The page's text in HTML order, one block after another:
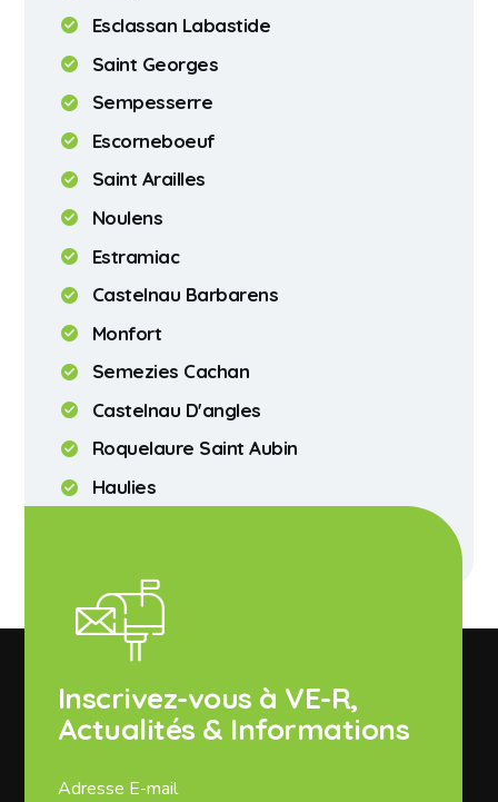
Esclassan Labastide
Saint Georges
Sempesserre
Escorneboeuf
Saint Arailles
Noulens
Estramiac
Castelnau Barbarens
Monfort
Semezies Cachan
Castelnau D'angles
Roquelaure Saint Aubin
Haulies
Inscrivez-vous à VE-R,
Actualités & Informations
Adresse E-mail